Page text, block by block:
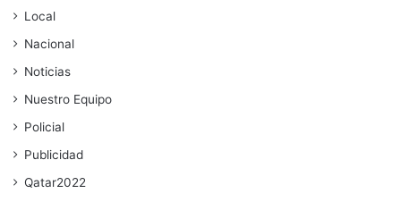
Local
Nacional
Noticias
Nuestro Equipo
Policial
Publicidad
Qatar2022